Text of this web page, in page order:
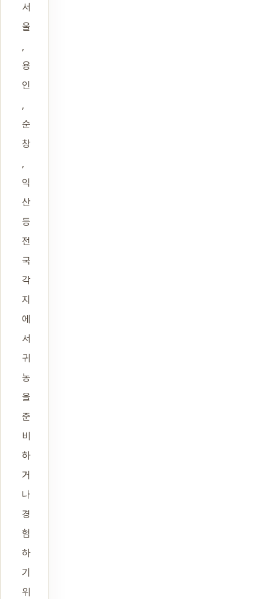
서
울
,
용
인
,
순
창
,
익
산
등
전
국
각
지
에
서
귀
농
을
준
비
하
거
나
경
험
하
기
위